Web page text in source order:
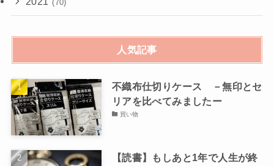
(70)
人気記事
不織布仕切りケース －無印とセ
リアを比べてみましたー
買い物
【読書】もしあと1年で人生が終